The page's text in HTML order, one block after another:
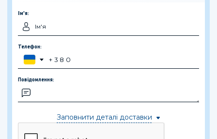
Ім'я:
Телефон:
Повідомлення:
Заповнити деталі доставки